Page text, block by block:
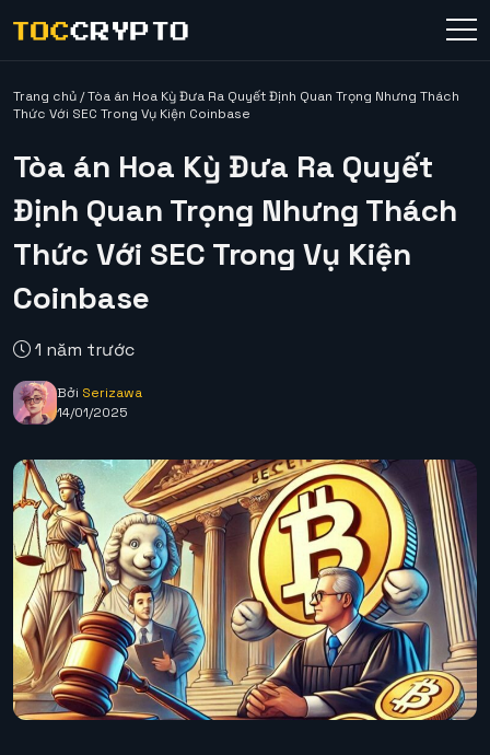
Trang chủ/Tòa án Hoa Kỳ Đưa Ra Quyết Định Quan Trọng Nhưng Thách
Thức Với SEC Trong Vụ Kiện Coinbase
Tòa án Hoa Kỳ Đưa Ra Quyết
Định Quan Trọng Nhưng Thách
Thức Với SEC Trong Vụ Kiện
Coinbase
1 năm trước
Bởi Serizawa
14/01/2025